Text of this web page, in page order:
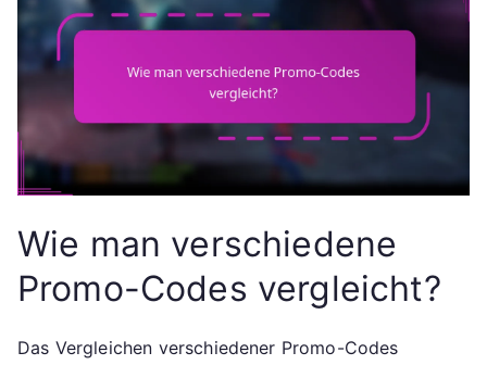
Wie man verschiedene
Promo-Codes vergleicht?
Das Vergleichen verschiedener Promo-Codes